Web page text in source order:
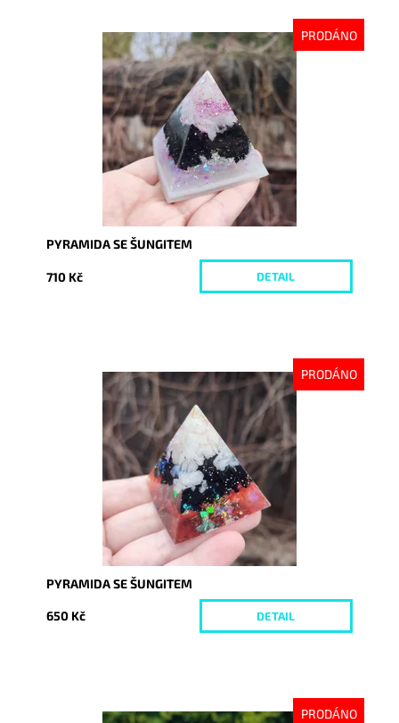
PRODÁNO
Dostupnost:
Vyprodáno
8086
PYRAMIDA SE ŠUNGITEM
710 Kč DETAIL
PRODÁNO
Dostupnost:
Vyprodáno
8356
PYRAMIDA SE ŠUNGITEM
650 Kč DETAIL
PRODÁNO